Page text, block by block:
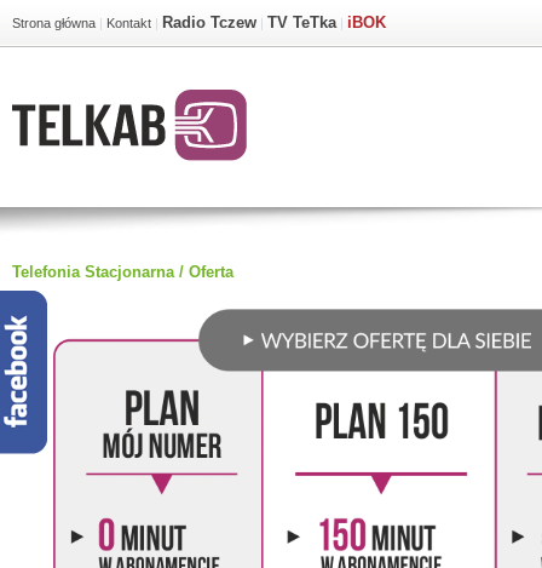
Strona główna | Kontakt | Radio Tczew | TV TeTka | iBOK
Telefonia Stacjonarna/ Oferta